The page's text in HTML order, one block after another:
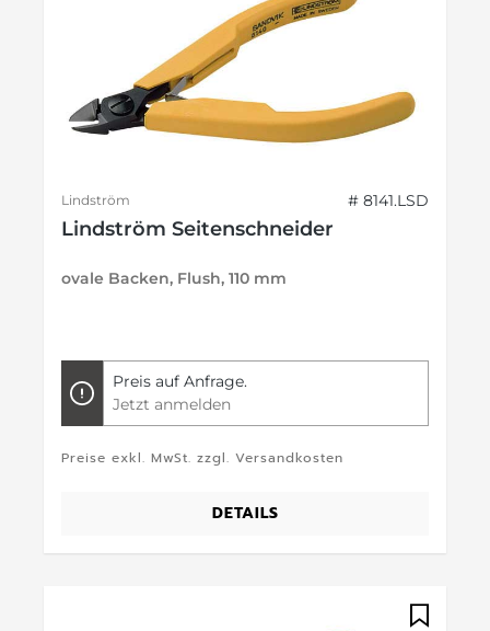
Lindström # 8141.LSD
Lindström Seitenschneider
ovale Backen, Flush, 110 mm
Preis auf Anfrage.
Jetzt anmelden
Preise exkl. MwSt. zzgl. Versandkosten
DETAILS